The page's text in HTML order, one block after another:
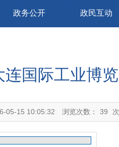
政务公开 政民互动
国际工业博
05-15 10:05:32 浏览次数： 39 次